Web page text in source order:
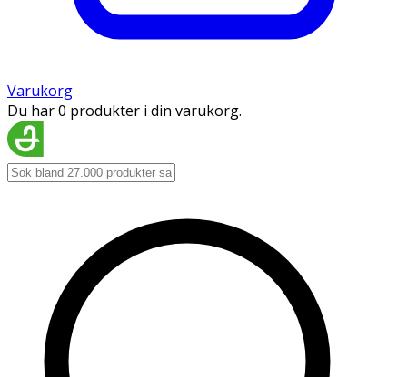
Varukorg
Du har 0 produkter i din varukorg.